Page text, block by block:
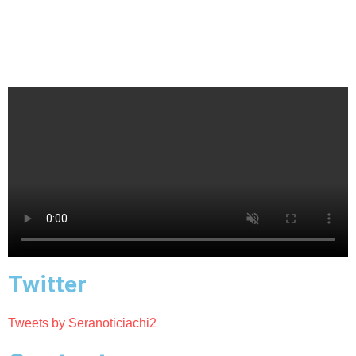
Twitter
Tweets by Seranoticiachi2